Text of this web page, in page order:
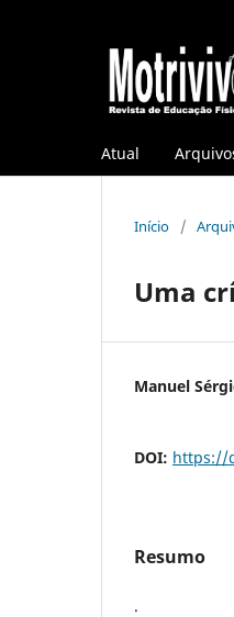
Atual
Início /
Uma
Manuel
DOI: https://
Resumo
.